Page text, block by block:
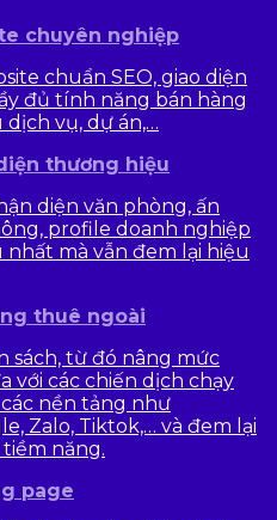
chuyên nghiệp
chuẩn SEO, giao diện
đủ tính năng bán hàng
dịch vụ, dự án,…
thương hiệu
diện văn phòng, ấn
profile doanh nghiệp
mà vẫn đem lại hiệu
thuê ngoài
sách, từ đó nâng mức
với các chiến dịch chạy
nền tảng như
Zalo, Tiktok,… và đem lại
năng.
page